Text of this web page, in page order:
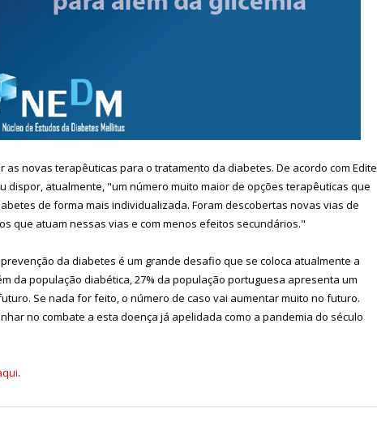
novas terapêuticas para o tratamento da diabetes. De acordo com Edite
dispor, atualmente, "um número muito maior de opções terapêuticas que
de forma mais individualizada. Foram descobertas novas vias de
que atuam nessas vias e com menos efeitos secundários."
da diabetes é um grande desafio que se coloca atualmente a
da população diabética, 27% da população portuguesa apresenta um
Se nada for feito, o número de caso vai aumentar muito no futuro.
no combate a esta doença já apelidada como a pandemia do século
.